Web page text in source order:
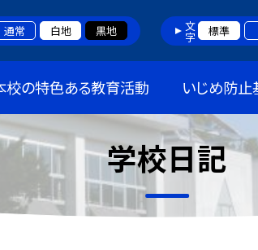
通常 白地 黒地 文字 標準
校の特色ある教育活動 いじめ防
学校日記